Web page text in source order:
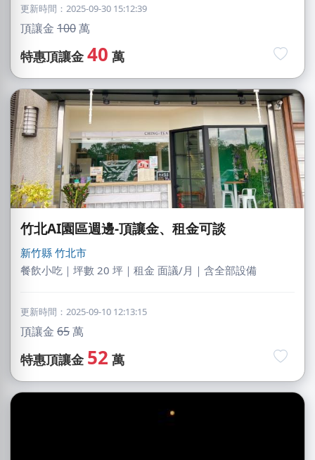
更新時間：2025-09-30 15:12:39
頂讓金 100萬
特惠頂讓金 40 萬
竹北AI園區週邊-頂讓金、租金可談
新竹縣 竹北市
餐飲小吃｜坪數 20 坪｜租金 面議/月｜含全部設備
更新時間：2025-09-10 12:13:15
頂讓金 65萬
特惠頂讓金 52 萬